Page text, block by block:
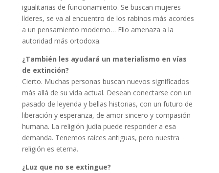
igualitarias de funcionamiento. Se buscan mujeres
líderes, se va al encuentro de los rabinos más acordes
a un pensamiento moderno… Ello amenaza a la
autoridad más ortodoxa.
¿También les ayudará un materialismo en vías
de extinción?
Cierto. Muchas personas buscan nuevos significados
más allá de su vida actual. Desean conectarse con un
pasado de leyenda y bellas historias, con un futuro de
liberación y esperanza, de amor sincero y compasión
humana. La religión judía puede responder a esa
demanda. Tenemos raíces antiguas, pero nuestra
religión es eterna.
¿Luz que no se extingue?